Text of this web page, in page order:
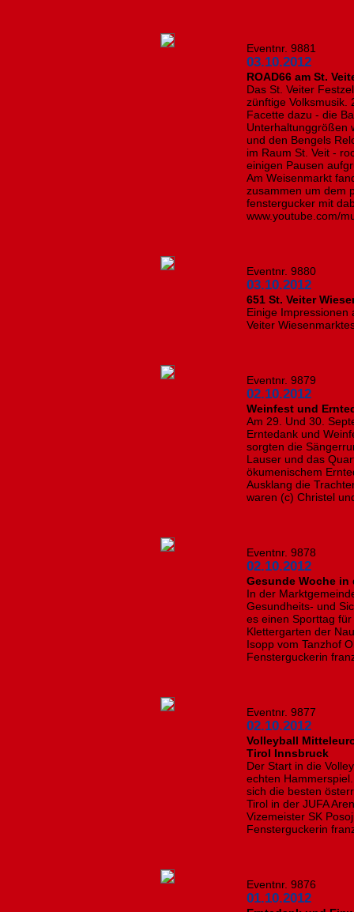
Eventnr. 9881
03.10.2012
ROAD66 am St.
Das St. Veiter
zünftige Volksmusik.
Facette dazu - die
Unterhaltunggrößen
und den Bengels
im Raum St. Veit -
einigen Pausen
Am Weisenmarkt
zusammen um dem
fenstergucker mit
www.youtube.com/
Eventnr. 9880
03.10.2012
651 St. Veiter
Einige Impressionen
Veiter
Eventnr. 9879
02.10.2012
Weinfest und
Am 29. Und 30.
Erntedank und
sorgten die
Lauser und das
ökumenischem
Ausklang die
waren (c) Christel
Eventnr. 9878
02.10.2012
Gesunde Woche
In der
Gesundheits- und
es einen Sporttag
Klettergarten der
Isopp vom Tanzhof
Fensterguckerin
Eventnr. 9877
02.10.2012
Volleyball
Tirol Innsbruck
Der Start in die
echten
sich die besten
Tirol in der JUFA
Vizemeister SK
Fensterguckerin
Eventnr. 9876
01.10.2012